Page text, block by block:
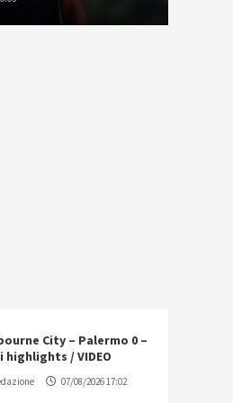
City – Palermo 0 –
highlights / VIDEO
07/08/2026 17:02